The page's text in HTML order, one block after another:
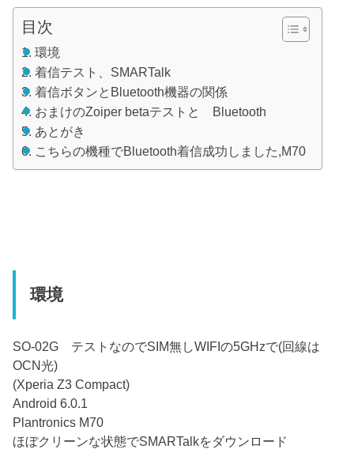
目次
環境
着信テスト、SMARTalk
着信ボタンとBluetooth機器の関係
おまけのZoiper betaテストと Bluetooth
あとがき
こちらの機種でBluetooth着信成功しました,M70
環境
SO-02G テストなのでSIM無しWIFIの5GHzで(回線は
OCN光)
(Xperia Z3 Compact)
Android 6.0.1
Plantronics M70
ほぼクリーンな状態でSMARTalkをダウンロード